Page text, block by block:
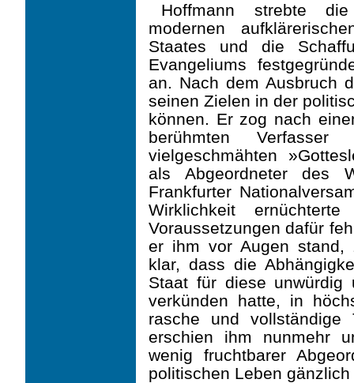
Hoffmann strebte
modernen
Staates und die
Evangeliums
an. Nach dem Ausbruch
seinen Zielen in der
können. Er zog nach
berühmten
vielgeschmähten
als Abgeordneter des
Frankfurter
Wirklichkeit
Voraussetzungen dafür
er ihm vor Augen stand,
klar, dass die
Staat für diese
verkünden hatte, in
rasche und
erschien ihm nunmehr
wenig fruchtbarer
politischen Leben